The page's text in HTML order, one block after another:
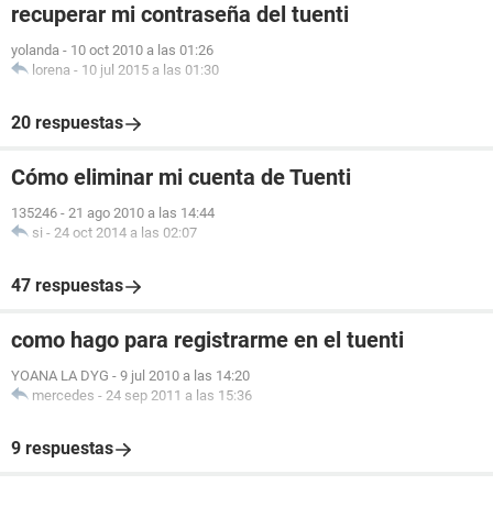
recuperar mi contraseña del tuenti
yolanda - 10 oct 2010 a las 01:26
lorena - 10 jul 2015 a las 01:30
20 respuestas
Cómo eliminar mi cuenta de Tuenti
135246 - 21 ago 2010 a las 14:44
si - 24 oct 2014 a las 02:07
47 respuestas
como hago para registrarme en el tuenti
YOANA LA DYG - 9 jul 2010 a las 14:20
mercedes - 24 sep 2011 a las 15:36
9 respuestas